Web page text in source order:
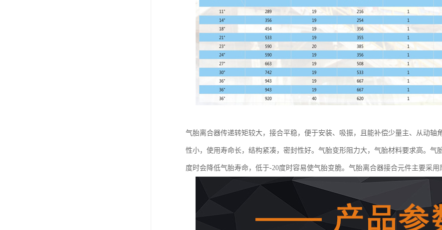
气胎离合器传递转矩较大，接合平稳，便于安装、吸振，且能补偿少量主、从动轴
性小，使用寿命长，结构紧凑，密封性好。气胎变形阻力大，气胎材料要求高。气
度时会降低气胎寿命，低于-20度时容易使气胎变脆。气胎离合器接合元件主要采用